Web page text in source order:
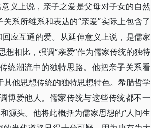
义上说，亲子之爱是父母对子女的自然
系所维系和表达的“亲爱”实际上包含了
应互通的爱。从延伸意义上说，是儒家
想相比，强调“亲爱”作为儒家传统的独特
统潮流中的独特思路。他把亲子关系看
其他思想传统的独特思想特色。希腊哲学
博爱他人。儒家传统与这些传统都不一
源头。他将此概括为儒家思想的“人间生